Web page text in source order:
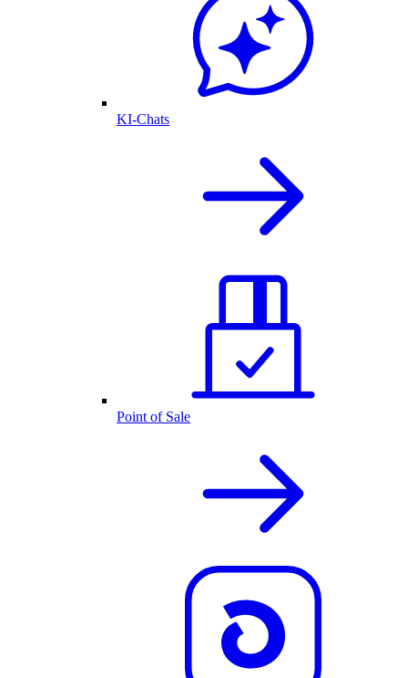
KI-Chats
Point of Sale